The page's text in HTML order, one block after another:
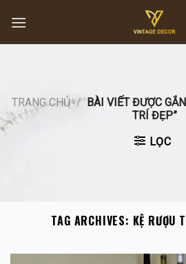
content
TRANG CHỦ / BÀI VIẾT ĐƯỢC GẮN
TRÍ ĐẸP”
LỌC
TAG ARCHIVES: KỆ RƯỢU